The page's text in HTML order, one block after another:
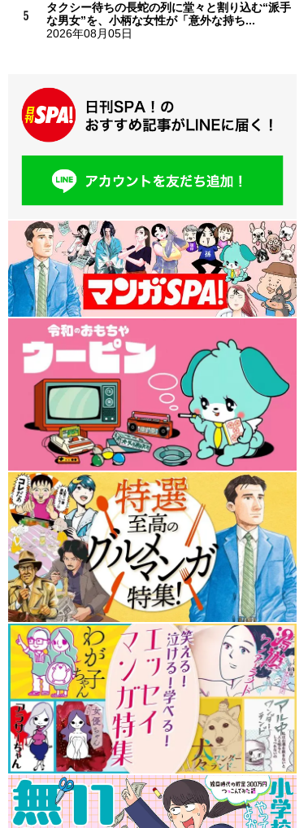
タクシー待ちの長蛇の列に堂々と割り込む“派手
な男女”を、小柄な女性が「意外な持ち...
2026年08月05日